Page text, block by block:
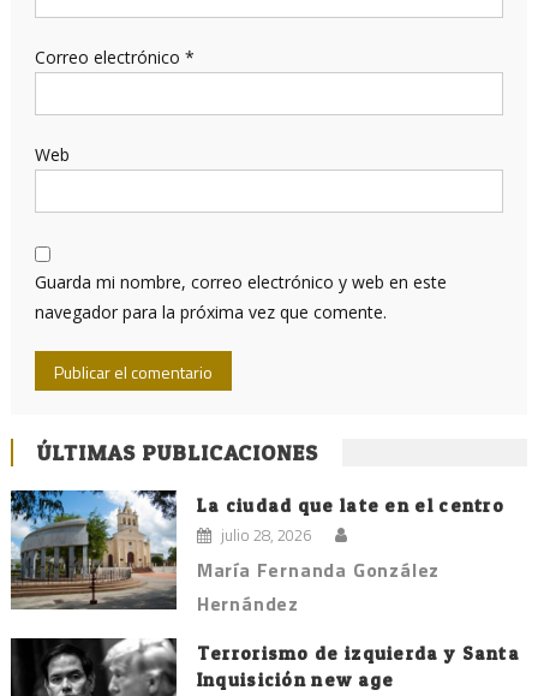
Correo electrónico *
Web
Guarda mi nombre, correo electrónico y web en este
navegador para la próxima vez que comente.
ÚLTIMAS PUBLICACIONES
La ciudad que late en el centro
julio 28, 2026
María Fernanda González
Hernández
Terrorismo de izquierda y Santa
Inquisición new age